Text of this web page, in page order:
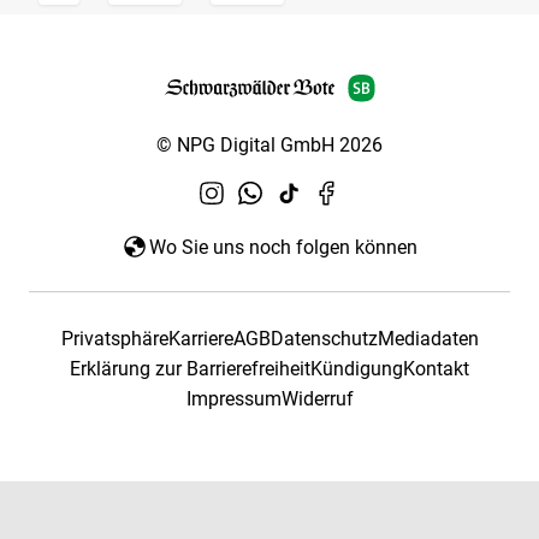
© NPG Digital GmbH 2026
Wo Sie uns noch folgen können
PrivatsphäreKarriereAGBDatenschutzMediadaten
Erklärung zur BarrierefreiheitKündigungKontakt
ImpressumWiderruf